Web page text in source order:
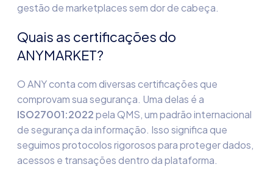
gestão de marketplacessem dor de cabeça.
Quais as certificações do
ANYMARKET?
O ANY conta com diversas certificações que
comprovam sua segurança. Uma delas é a
ISO27001:2022pela QMS, um padrão internacional
de segurança da informação. Isso significa que
seguimos protocolos rigorosos para proteger dados,
acessos e transações dentro da plataforma.